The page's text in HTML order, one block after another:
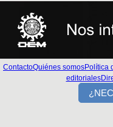
ContactoQuiénes somosPolítica
editoriales